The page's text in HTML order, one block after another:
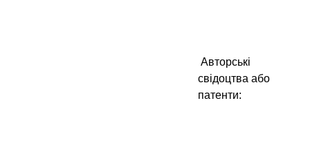
Авторські
свідоцтва або
патенти: